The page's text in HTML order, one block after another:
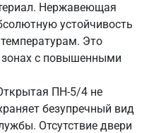
Нержавеющая
устойчивость
Это
зонах с повышенными
ПН-5/4 не
безупречный вид
Отсутствие двери